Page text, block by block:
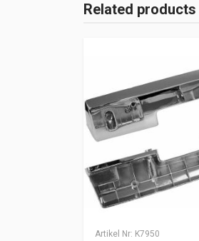
Related products
Artikel Nr: K7950